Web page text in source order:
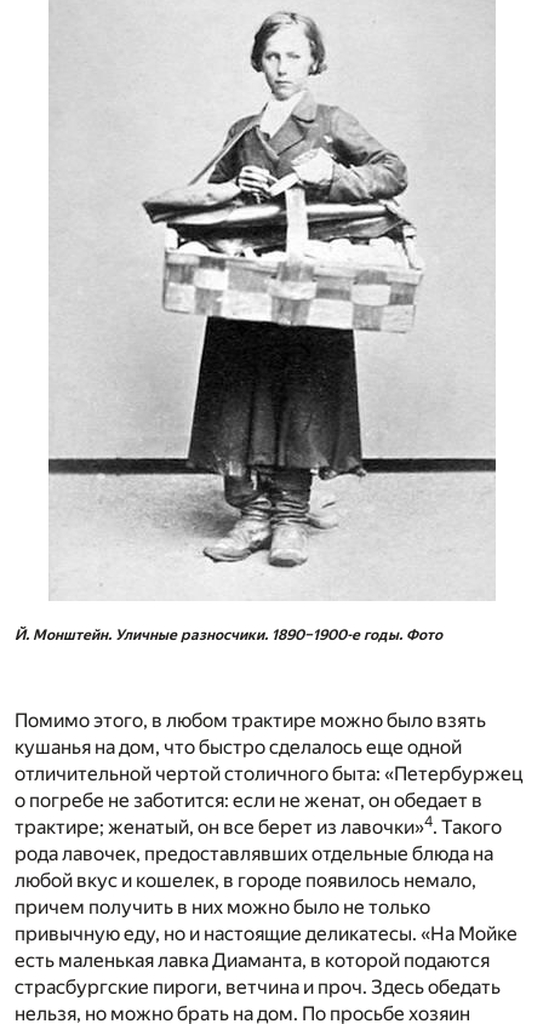
Й. Монштейн. Уличные разносчики. 1890–1900-е годы. Фото
Помимо этого, в любом трактире можно было взять
кушанья на дом, что быстро сделалось еще одной
отличительной чертой столичного быта: «Петербуржец
о погребе не заботится: если не женат, он обедает в
трактире; женатый, он все берет из лавочки»4. Такого
рода лавочек, предоставлявших отдельные блюда на
любой вкус и кошелек, в городе появилось немало,
причем получить в них можно было не только
привычную еду, но и настоящие деликатесы. «На Мойке
есть маленькая лавка Диаманта, в которой подаются
страсбургские пироги, ветчина и проч. Здесь обедать
нельзя, но можно брать на дом. По просьбе хозяин